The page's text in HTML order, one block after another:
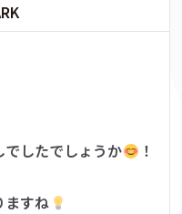
したでしょうか ！
ますね